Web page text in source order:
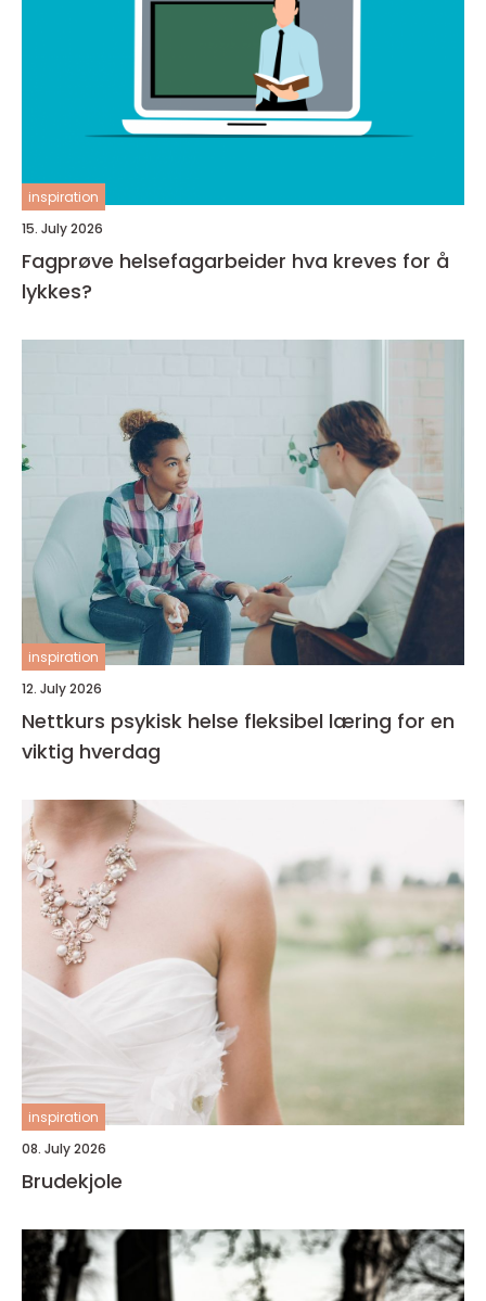
inspiration
15. July 2026
Fagprøve helsefagarbeider hva kreves for å
lykkes?
inspiration
12. July 2026
Nettkurs psykisk helse fleksibel læring for en
viktig hverdag
inspiration
08. July 2026
Brudekjole